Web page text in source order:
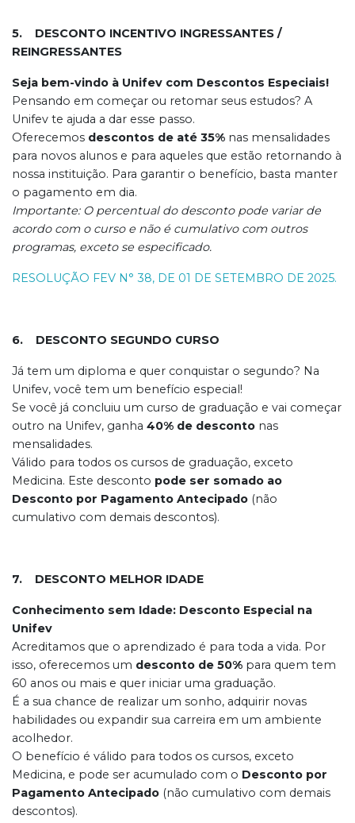
5. DESCONTO INCENTIVO INGRESSANTES /
REINGRESSANTES
Seja bem-vindo à Unifev com Descontos Especiais!
Pensando em começar ou retomar seus estudos? A
Unifev te ajuda a dar esse passo.
Oferecemos descontos de até 35% nas mensalidades
para novos alunos e para aqueles que estão retornando à
nossa instituição. Para garantir o benefício, basta manter
o pagamento em dia.
Importante: O percentual do desconto pode variar de
acordo com o curso e não é cumulativo com outros
programas, exceto se especificado.
RESOLUÇÃO FEV N° 38, DE 01 DE SETEMBRO DE 2025.
6. DESCONTO SEGUNDO CURSO
Já tem um diploma e quer conquistar o segundo? Na
Unifev, você tem um benefício especial!
Se você já concluiu um curso de graduação e vai começar
outro na Unifev, ganha 40% de desconto nas
mensalidades.
Válido para todos os cursos de graduação, exceto
Medicina. Este desconto pode ser somado ao
Desconto por Pagamento Antecipado (não
cumulativo com demais descontos).
7. DESCONTO MELHOR IDADE
Conhecimento sem Idade: Desconto Especial na
Unifev
Acreditamos que o aprendizado é para toda a vida. Por
isso, oferecemos um desconto de 50% para quem tem
60 anos ou mais e quer iniciar uma graduação.
É a sua chance de realizar um sonho, adquirir novas
habilidades ou expandir sua carreira em um ambiente
acolhedor.
O benefício é válido para todos os cursos, exceto
Medicina, e pode ser acumulado com o Desconto por
Pagamento Antecipado (não cumulativo com demais
descontos).